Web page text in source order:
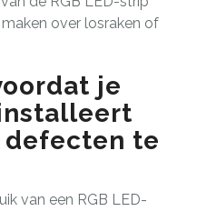
over losraken of
je
te
van een RGB LED-